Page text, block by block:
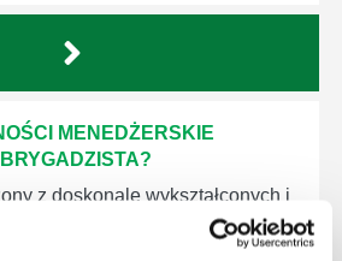
MENEDŻERSKIE
z doskonale wykształconych i
nie będzie w stanie
swoich zadań, jeśli zabraknie w